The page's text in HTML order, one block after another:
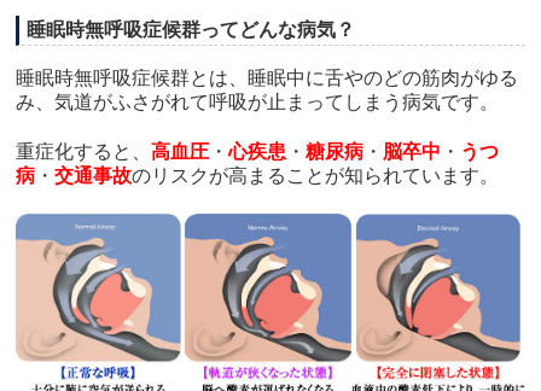
睡眠時無呼吸症候群ってどんな病気？
睡眠時無呼吸症候群とは、睡眠中に舌やのどの筋肉がゆる
み、気道がふさがれて呼吸が止まってしまう病気です。
重症化すると、高血圧 ・心疾患 ・糖尿病 ・ 脳卒中 ・ うつ
病 ・交通事故のリスクが高まることが知られています。